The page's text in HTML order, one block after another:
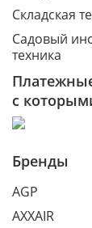
Складская
Садовый
техника
с
Бренды
AGP
AXXAIR